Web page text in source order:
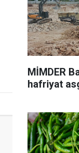
MİMDER
hafriyat